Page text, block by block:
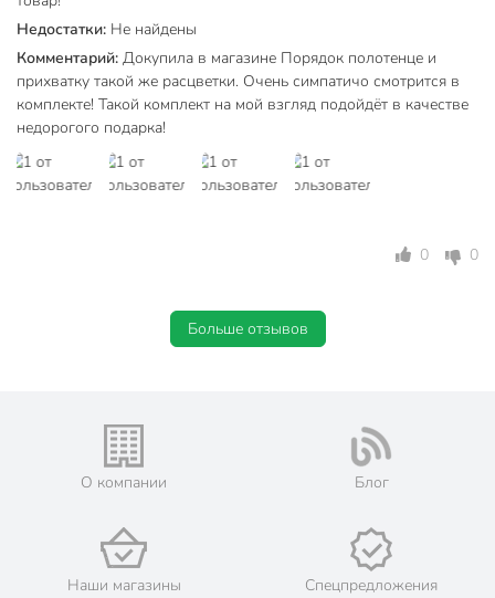
Габариты упаковки
Недостатки: Не найдены
Комментарий: Докупила в магазине Порядок полотенце и
прихватку такой же расцветки. Очень симпатичо смотрится в
комплекте! Такой комплект на мой взгляд подойдёт в качестве
недорогого подарка!
0 0
Больше отзывов
О компании Блог
Наши магазины Спецпредложения